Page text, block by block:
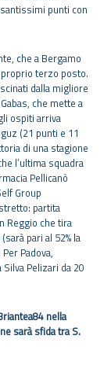
punti con
che a Bergamo
terzo posto.
dalla migliore
che mette a
ospiti arriva
(21 punti e 11
di una stagione
l’ultima squadra
Pellicanò
Group
partita
Reggio che tira
pari al 52% la
Padova,
Pelizari da 20
nella
sarà sfida tra S.